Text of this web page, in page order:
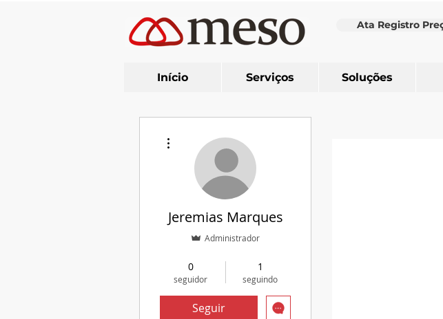
Ata Registro
Início Serviços Soluções
Jeremias Marques
Administrador
0
seguidor
1
seguindo
Seguir